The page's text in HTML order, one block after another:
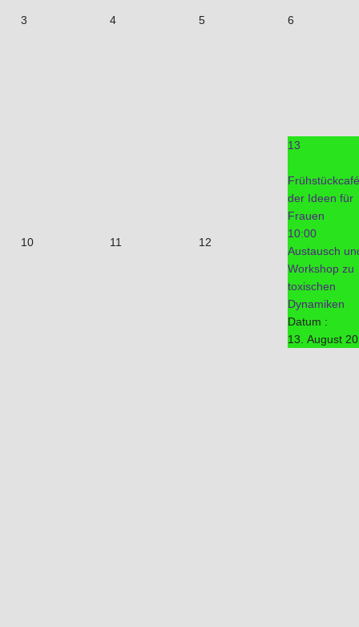
3 4 5 6
10 11 12
13
Frühstückcafé
der Ideen für
Frauen
10:00
Austausch
Workshop zu
toxischen
Dynamiken
Datum :
13. August